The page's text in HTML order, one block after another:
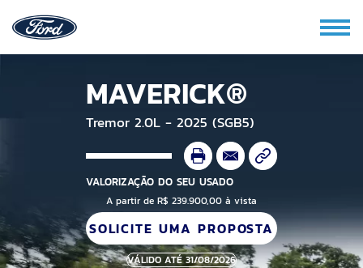
MAVERICK®
Tremor 2.0L - 2025 (SGB5)
VALORIZAÇÃO DO SEU USADO
A partir de R$ 239.900,00 à vista
SOLICITE UMA PROPOSTA
VÁLIDO ATÉ 31/08/2026